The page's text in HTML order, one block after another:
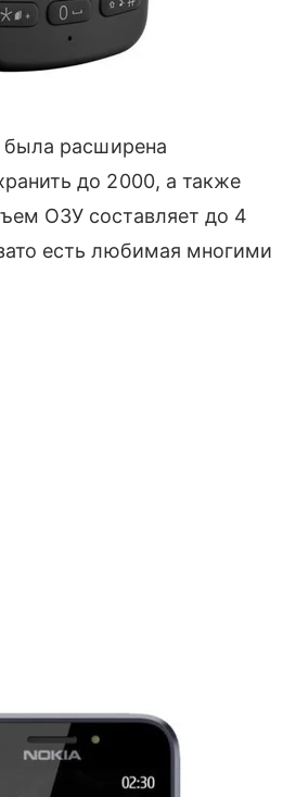
была расширена
до 2000, а также
ОЗУ составляет до 4
есть любимая многими